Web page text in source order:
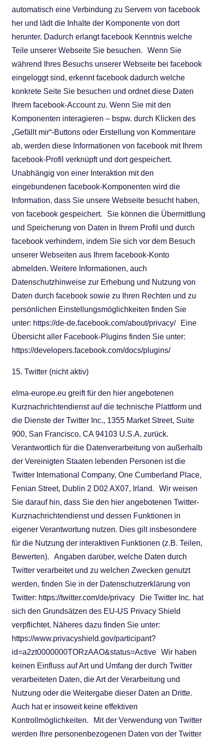
automatisch eine Verbindung zu Servern von facebook
her und lädt die Inhalte der Komponente von dort
herunter. Dadurch erlangt facebook Kenntnis welche
Teile unserer Webseite Sie besuchen. Wenn Sie
während Ihres Besuchs unserer Webseite bei facebook
eingeloggt sind, erkennt facebook dadurch welche
konkrete Seite Sie besuchen und ordnet diese Daten
Ihrem facebook-Account zu. Wenn Sie mit den
Komponenten interagieren – bspw. durch Klicken des
„Gefällt mir“-Buttons oder Erstellung von Kommentare
ab, werden diese Informationen von facebook mit Ihrem
facebook-Profil verknüpft und dort gespeichert.
Unabhängig von einer Interaktion mit den
eingebundenen facebook-Komponenten wird die
Information, dass Sie unsere Webseite besucht haben,
von facebook gespeichert. Sie können die Übermittlung
und Speicherung von Daten in Ihrem Profil und durch
facebook verhindern, indem Sie sich vor dem Besuch
unserer Webseiten aus Ihrem facebook-Konto
abmelden. Weitere Informationen, auch
Datenschutzhinweise zur Erhebung und Nutzung von
Daten durch facebook sowie zu Ihren Rechten und zu
persönlichen Einstellungsmöglichkeiten finden Sie
unter: https://de-de.facebook.com/about/privacy/ Eine
Übersicht aller Facebook-Plugins finden Sie unter:
https://developers.facebook.com/docs/plugins/
15. Twitter (nicht aktiv)
elma-europe.eu greift für den hier angebotenen
Kurznachrichtendienst auf die technische Plattform und
die Dienste der Twitter Inc., 1355 Market Street, Suite
900, San Francisco, CA 94103 U.S.A. zurück.
Verantwortlich für die Datenverarbeitung von außerhalb
der Vereinigten Staaten lebenden Personen ist die
Twitter International Company, One Cumberland Place,
Fenian Street, Dublin 2 D02 AX07, Irland. Wir weisen
Sie darauf hin, dass Sie den hier angebotenen Twitter-
Kurznachrichtendienst und dessen Funktionen in
eigener Verantwortung nutzen. Dies gilt insbesondere
für die Nutzung der interaktiven Funktionen (z.B. Teilen,
Bewerten). Angaben darüber, welche Daten durch
Twitter verarbeitet und zu welchen Zwecken genutzt
werden, finden Sie in der Datenschutzerklärung von
Twitter: https://twitter.com/de/privacy Die Twitter Inc. hat
sich den Grundsätzen des EU-US Privacy Shield
verpflichtet. Näheres dazu finden Sie unter:
https://www.privacyshield.gov/participant?
id=a2zt0000000TORzAAO&status=Active Wir haben
keinen Einfluss auf Art und Umfang der durch Twitter
verarbeiteten Daten, die Art der Verarbeitung und
Nutzung oder die Weitergabe dieser Daten an Dritte.
Auch hat er insoweit keine effektiven
Kontrollmöglichkeiten. Mit der Verwendung von Twitter
werden Ihre personenbezogenen Daten von der Twitter